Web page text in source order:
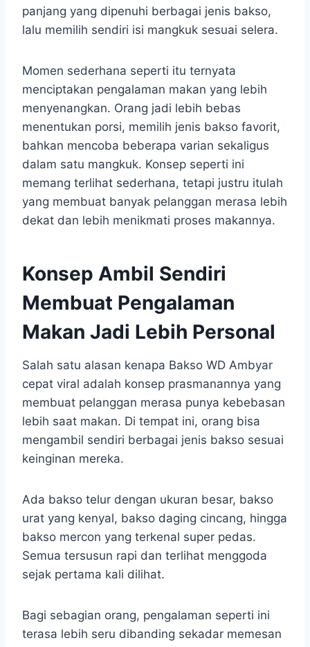
panjang yang dipenuhi berbagai jenis bakso,
lalu memilih sendiri isi mangkuk sesuai selera.
Momen sederhana seperti itu ternyata
menciptakan pengalaman makan yang lebih
menyenangkan. Orang jadi lebih bebas
menentukan porsi, memilih jenis bakso favorit,
bahkan mencoba beberapa varian sekaligus
dalam satu mangkuk. Konsep seperti ini
memang terlihat sederhana, tetapi justru itulah
yang membuat banyak pelanggan merasa lebih
dekat dan lebih menikmati proses makannya.
Konsep Ambil Sendiri
Membuat Pengalaman
Makan Jadi Lebih Personal
Salah satu alasan kenapa Bakso WD Ambyar
cepat viral adalah konsep prasmanannya yang
membuat pelanggan merasa punya kebebasan
lebih saat makan. Di tempat ini, orang bisa
mengambil sendiri berbagai jenis bakso sesuai
keinginan mereka.
Ada bakso telur dengan ukuran besar, bakso
urat yang kenyal, bakso daging cincang, hingga
bakso mercon yang terkenal super pedas.
Semua tersusun rapi dan terlihat menggoda
sejak pertama kali dilihat.
Bagi sebagian orang, pengalaman seperti ini
terasa lebih seru dibanding sekadar memesan